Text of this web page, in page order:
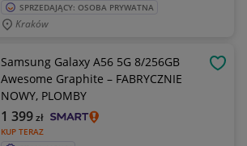
SPRZEDAJĄCY: OSOBA PRYWATNA
Kraków
Samsung Galaxy A56 5G 8/256GB
Awesome Graphite – FABRYCZNIE
NOWY, PLOMBY
KUP TERAZ
1 399zł